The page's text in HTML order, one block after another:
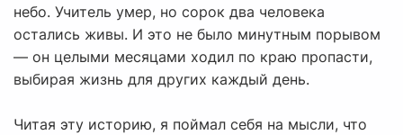
небо. Учитель умер, но сорок два человека
остались живы. И это не было минутным порывом
— он целыми месяцами ходил по краю пропасти,
выбирая жизнь для других каждый день.
Читая эту историю, я поймал себя на мысли, что